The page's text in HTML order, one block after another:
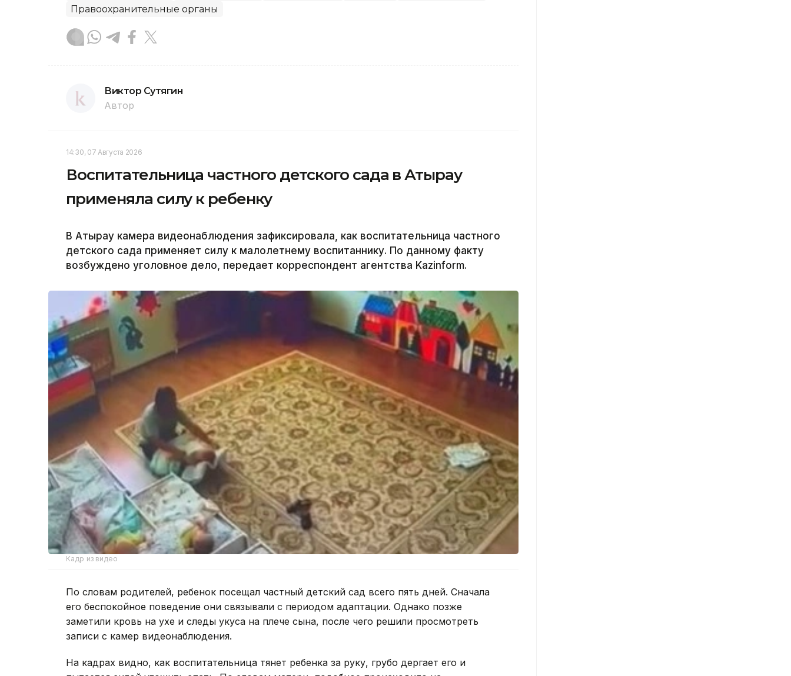
Правоохранительные органы
Виктор Сутягин
Автор
14:30, 07 Августа 2026
Воспитательница частного детского сада в Атырау
применяла силу к ребенку
В Атырау камера видеонаблюдения зафиксировала, как воспитательница частного
детского сада применяет силу к малолетнему воспитаннику. По данному факту
возбуждено уголовное дело, передает корреспондент агентства Kazinform.
Кадр из видео
По словам родителей, ребенок посещал частный детский сад всего пять дней. Сначала
его беспокойное поведение они связывали с периодом адаптации. Однако позже
заметили кровь на ухе и следы укуса на плече сына, после чего решили просмотреть
записи с камер видеонаблюдения.
На кадрах видно, как воспитательница тянет ребенка за руку, грубо дергает его и